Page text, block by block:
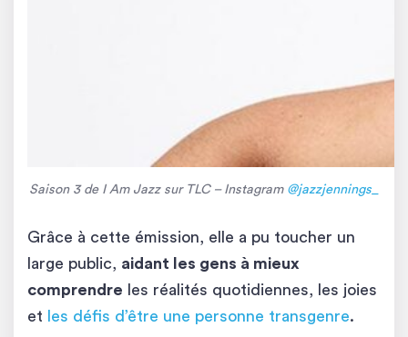
Saison 3 de I Am Jazz sur TLC– Instagram @jazzjennings_
Grâce à cette émission, elle a pu toucher un
large public, aidant les gens à mieux
comprendre les réalités quotidiennes, les joies
et
les défis d’être une personne transgenre.